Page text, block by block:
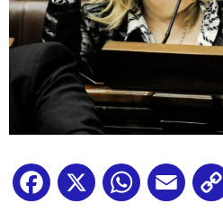
Facebook
X WhatsApp
Email